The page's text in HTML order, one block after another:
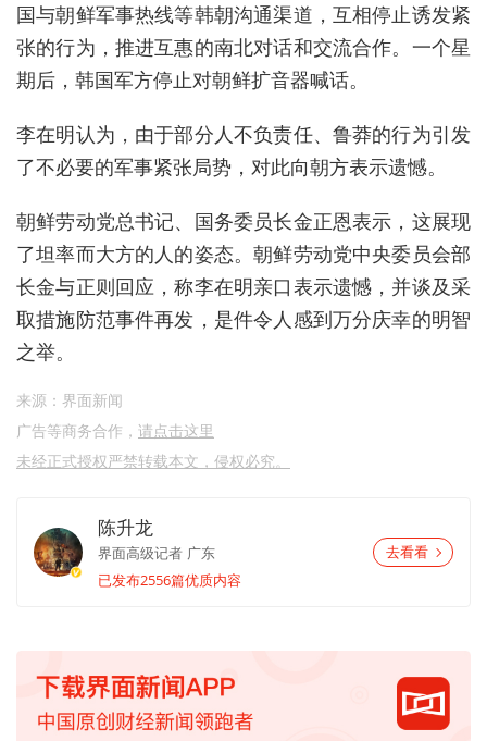
国与朝鲜军事热线等韩朝沟通渠道，互相停止诱发紧
张的行为，推进互惠的南北对话和交流合作。一个星
期后 ，韩国军方停止对朝鲜扩音器喊话。
李在明认为，由于部分人不负责任、鲁莽的行为引发
了不必要的军事紧张局势，对此向朝方表示遗憾。
朝鲜劳动党总书记、国务委员长金正恩表示，这展现
了坦率而大方的人的姿态。朝鲜劳动党中央委员会部
长金与正则回应，称李在明亲口表示遗憾，并谈及采
取措施防范事件再发，是件令人感到万分庆幸的明智
之举。
来源：界面新闻
广告等商务合作， 请点击这里
未经正式授权严禁转载本文，侵权必究。
陈升龙
界面高级记者 广东
已发布2556篇优质内容
去看看